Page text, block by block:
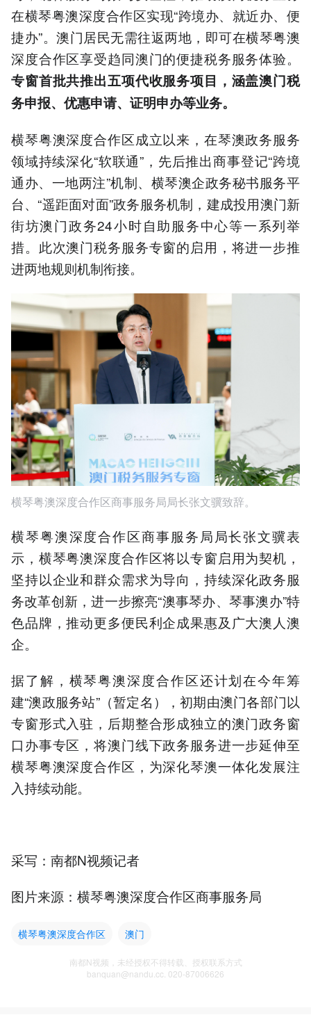
在横琴粤澳深度合作区实现“跨境办、就近办、便
捷办”。澳门居民无需往返两地，即可在横琴粤澳
深度合作区享受趋同澳门的便捷税务服务体验。
专窗首批共推出五项代收服务项目，涵盖澳门税
务申报、优惠申请、证明申办等业务。
横琴粤澳深度合作区成立以来，在琴澳政务服务
领域持续深化“软联通”，先后推出商事登记“跨境
通办、一地两注”机制、横琴澳企政务秘书服务平
台、“遥距面对面”政务服务机制，建成投用澳门新
街坊澳门政务24小时自助服务中心等一系列举
措。此次澳门税务服务专窗的启用，将进一步推
进两地规则机制衔接。
横琴粤澳深度合作区商事服务局局长张文骥致辞。
横琴粤澳深度合作区商事服务局局长张文骥表
示，横琴粤澳深度合作区将以专窗启用为契机，
坚持以企业和群众需求为导向，持续深化政务服
务改革创新，进一步擦亮“澳事琴办、琴事澳办”特
色品牌，推动更多便民利企成果惠及广大澳人澳
企。
据了解，横琴粤澳深度合作区还计划在今年筹
建“澳政服务站”（暂定名），初期由澳门各部门以
专窗形式入驻，后期整合形成独立的澳门政务窗
口办事专区，将澳门线下政务服务进一步延伸至
横琴粤澳深度合作区，为深化琴澳一体化发展注
入持续动能。
采写：南都N视频记者
图片来源：横琴粤澳深度合作区商事服务局
横琴粤澳深度合作区 澳门
南都N视频，未经授权不得转载、授权联系方式
banquan@nandu.cc. 020-87006626